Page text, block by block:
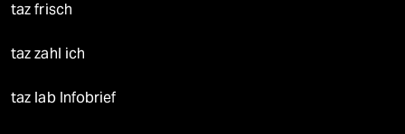
taz frisch
taz zahl ich
taz lab Infobrief